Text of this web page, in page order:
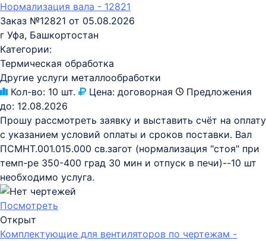
Нормализация вала - 12821
Заказ №12821 от 05.08.2026
г Уфа, Башкортостан
Категории:
Термическая обработка
Другие услуги металлообработки
Кол-во: 10 шт. Цена: договорная
Предложения
до: 12.08.2026
Прошу рассмотреть заявку и выставить счёт на оплату
с указанием условий оплаты и сроков поставки. Вал
ПСМНТ.001.015.000 св.загот (нормализация "стоя" при
темп-ре 350-400 град 30 мин и отпуск в печи)--10 шт
необходимо услуга.
Посмотреть
Открыт
Комплектующие для вентиляторов по чертежам -